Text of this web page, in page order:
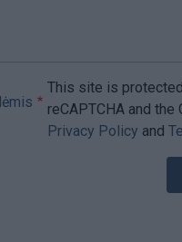
This site is
reCAPTCHA and the
Privacy Policy and